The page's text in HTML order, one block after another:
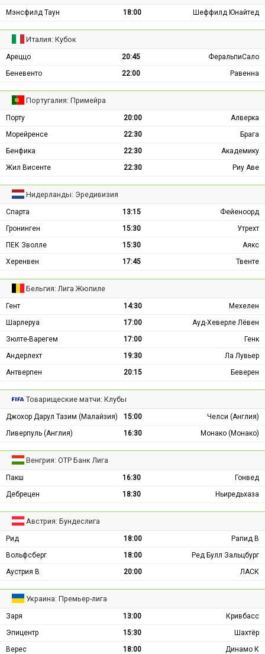
Мэнсфилд Таун 18:00 Шеффилд Юнайтед
Италия: Кубок
Ареццо 20:45
ФеральпиСало
Беневенто
22:00 Равенна
Португалия: Примейра
Порту 20:00
Алверка
Морейренсе
22:30
Брага
Бенфика
22:30
Академику
Жил Висенте
22:30 Риу Аве
Нидерланды: Эредивизия
Спарта 13:15
Фейеноорд
Гронинген
15:30
Утрехт
ПЕК Зволле
15:30
Аякс
Херенвен
17:45 Твенте
Бельгия: Лига Жюпиле
Гент 14:30
Мехелен
Шарлеруа
17:00
Ауд-Хеверле Лёвен
Зюлте-Варегем
17:00
Генк
Андерлехт
19:30
Ла Лувьер
Антверпен
20:15 Беверен
Товарищеские матчи: Клубы
Джохор Дарул Тазим (Малайзия) 15:00
Челси (Англия)
Ливерпуль (Англия)
16:30 Монако (Монако)
Венгрия: ОТР Банк Лига
Пакш 16:30
Гонвед
Дебрецен
18:30 Ньиредьхаза
Австрия: Бундеслига
Рид 18:00
Рапид В
Вольфсберг
18:00
Ред Булл Зальцбург
Аустрия В
20:00 ЛАСК
Украина: Премьер-лига
Заря 13:00
Кривбасс
Эпицентр
15:30
Шахтёр
Верес
18:00 Динамо К